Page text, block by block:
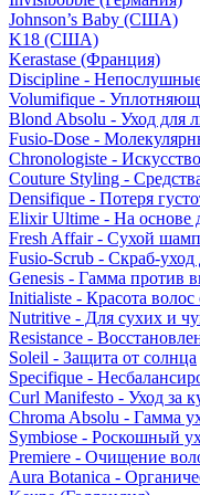
Johnson’s Baby (США)
K18 (США)
Kerastase (Франция)
Discipline -
Volumifique -
Blond Absolu - Уход для
Fusio-Dose -
Chronologiste -
Couture Styling -
Densifique - Потеря
Elixir Ultime - На основе
Fresh Affair - Сухой
Fusio-Scrub - Скраб-
Genesis - Гамма против
Initialiste - Красота
Nutritive - Для сухих и
Resistance -
Soleil - Защита от солнца
Specifique -
Curl Manifesto - Уход за
Chroma Absolu - Гамма
Symbiose - Роскошный
Premiere - Очищение
Aura Botanica -